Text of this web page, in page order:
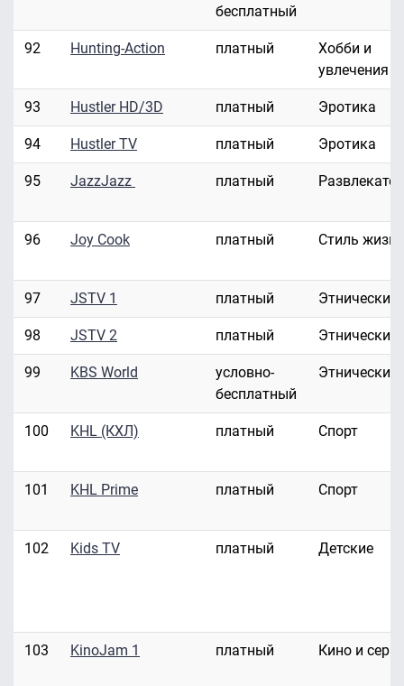
бесплатный
92 Hunting-Action платный
Хобби и
увлечения
93 Hustler HD/3D платный Эротика
94 Hustler TV платный Эротика
95 JazzJazz платный
96 Joy Cook платный Стиль жизни
97 JSTV 1 платный Этнические
98 JSTV 2 платный Этнические
99 KBS World
условно-
бесплатный
Этнические
100 KHL (КХЛ) платный Спорт
101 KHL Prime платный Спорт
102 Kids TV платный Детские
103 KinoJam 1 платный Кино и